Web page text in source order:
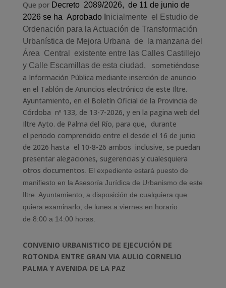
Que por Decreto 2089/2026, de 11 de junio de
2026 se ha Aprobado I nicialmente el
Estudio de
Ordenación para la Actuación de Transformación
Urbanística de Mejora Urbana de la manzana del
Área Central existente entre las Calles Castillejo
y Calle Escamillas de esta ciudad,
sometiéndose
a Información Pública mediante inserción de anuncio
en el Tablón de Anuncios electrónico de este Iltre.
Ayuntamiento, en el Boletín Oficial de la Provincia de
Córdoba nº 133, de 13-7-2026, y en la pagina web del
Iltre Ayto. de Palma del Río, para que, durante
el periodo comprendido entre el desde el 16 de junio
de 2026 hasta el 10-8-26 ambos inclusive, se puedan
presentar alegaciones, sugerencias y cualesquiera
otros documentos
El expediente estará puesto de
manifiesto en la Asesoría Jurídica de Urbanismo de este
Iltre. Ayuntamiento, a disposición de cualquiera que
quiera examinarlo, de lunes a viernes en horario
de 8:00 a 14:00 horas.
CONVENIO URBANISTICO DE EJECUCIÓN DE
ROTONDA ENTRE GRAN VIA AULIO CORNELIO
PALMA Y AVENIDA DE LA PAZ